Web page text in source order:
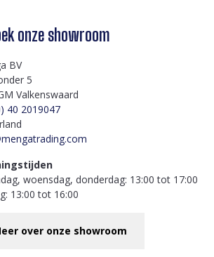
onze showroom
BV
5
Valkenswaard
40 2019047
woensdag, donderdag: 13:00 tot 17:00
13:00 tot 16:00
over onze showroom